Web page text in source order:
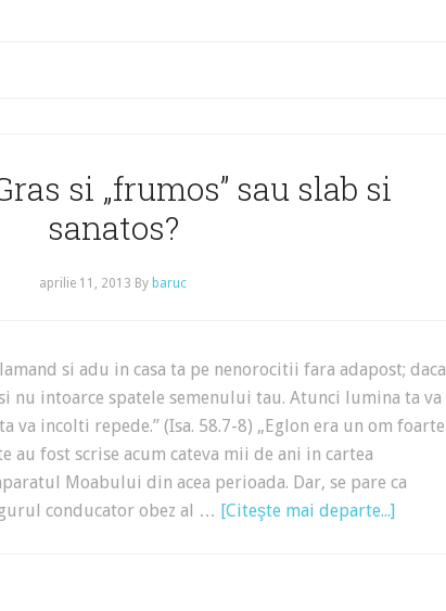
si „frumos” sau slab si
sanatos?
aprilie 11, 2013 By baruc
si adu in casa ta pe nenorocitii fara adapost; daca
nu intoarce spatele semenului tau. Atunci lumina ta va
va incolti repede.” (Isa. 58.7-8) „Eglon era un om foarte
au fost scrise acum cateva mii de ani in cartea
Moabului din acea perioada. Dar, se pare ca
conducator obez al … [Citeşte mai departe...]